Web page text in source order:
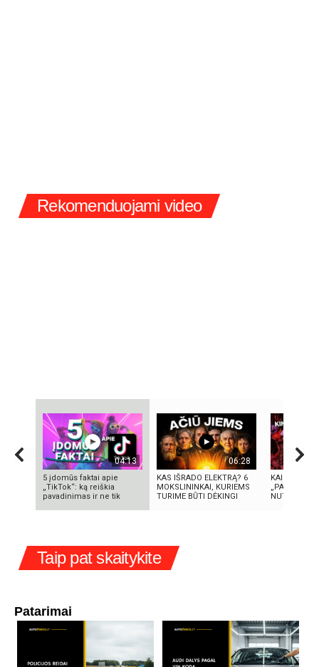
Rekomenduojami video
04:13
5 įdomūs faktai apie
„TikTok“: ką reiškia
pavadinimas ir ne tik
06:28
KAS IŠRADO ELEKTRĄ? 6
MOKSLININKAI, KURIEMS
TURIME BŪTI DĖKINGI
KAIP KINIJA
„PASAULIO
NUTYLĖTA
Taip pat skaitykite
Patarimai